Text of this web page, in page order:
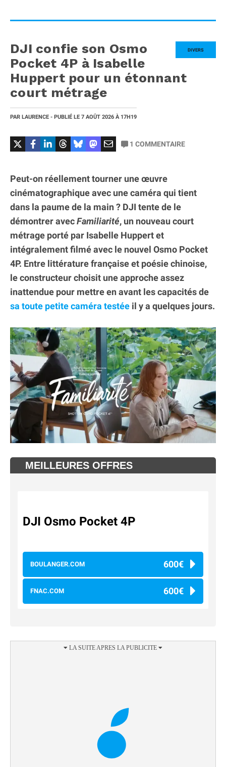
DIVERS
DJI confie son Osmo
Pocket 4P à Isabelle
Huppert pour un étonnant
court métrage
PAR LAURENCE - PUBLIÉ LE 7 AOÛT 2026 À 17H19
1 COMMENTAIRE
Peut-on réellement tourner une œuvre
cinématographique avec une caméra qui tient
dans la paume de la main ? DJI tente de le
démontrer avecFamiliarité, un nouveau court
métrage porté par Isabelle Huppert et
intégralement filmé avec le nouvel Osmo Pocket
4P. Entre littérature française et poésie chinoise,
le constructeur choisit une approche assez
inattendue pour mettre en avant les capacités de
sa toute petite caméra testée il y a quelques jours.
MEILLEURES OFFRES
DJI Osmo Pocket 4P
BOULANGER.COM 600€
FNAC.COM 600€